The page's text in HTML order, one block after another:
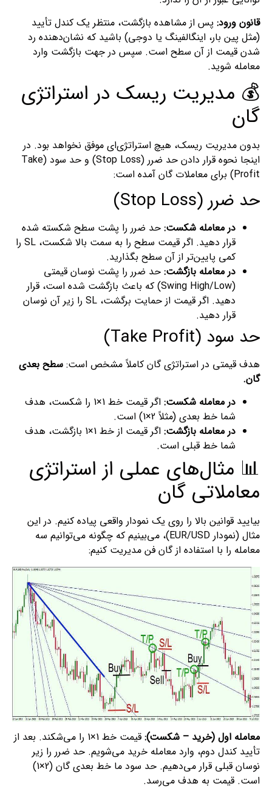
قانون ورود: پس از مشاهده بازگشت، منتظر یک کندل تأیید
(مثل پین بار، اینگالفینگ یا دوجی) باشید که نشان‌دهنده رد
شدن قیمت از آن سطح است. سپس در جهت بازگشت وارد
معامله شوید.
💰 مدیریت ریسک در استراتژی
گان
بدون مدیریت ریسک، هیچ استراتژی‌ای موفق نخواهد بود. در
اینجا نحوه قرار دادن حد ضرر (Stop Loss) و حد سود (Take
Profit) برای معاملات گان آمده است:
حد ضرر (Stop Loss)
در معامله شکست: حد ضرر را پشت سطح شکسته شده
قرار دهید. اگر قیمت سطح را به سمت بالا شکست، SL را
کمی پایین‌تر از آن سطح بگذارید.
در معامله بازگشت: حد ضرر را پشت نوسان قیمتی
(Swing High/Low) که باعث بازگشت شده است، قرار
دهید. اگر قیمت از حمایت برگشت، SL را زیر آن نوسان
قرار دهید.
حد سود (Take Profit)
هدف قیمتی در استراتژی گان کاملاً مشخص است: سطح بعدی
گان.
در معامله شکست:
اگر قیمت خط 1×1 را شکست، هدف
شما خط بعدی (مثلاً 2×1) است.
در معامله بازگشت:
اگر قیمت از خط 1×1 بازگشت، هدف
شما خط قبلی است.
📊 مثال‌های عملی از استراتژی
معاملاتی گان
بیایید قوانین بالا را روی یک نمودار واقعی پیاده کنیم. در این
مثال (نمودار EUR/USD)، می‌بینیم که چگونه می‌توانیم سه
معامله را با استفاده از گان فن مدیریت کنیم:
معامله اول (خرید – شکست):
قیمت خط 1×1 را می‌شکند. بعد از
تأیید کندل دوم، وارد معامله خرید می‌شویم. حد ضرر را زیر
نوسان قبلی قرار می‌دهیم. حد سود ما خط بعدی گان (2×1)
است. قیمت به هدف می‌رسد.